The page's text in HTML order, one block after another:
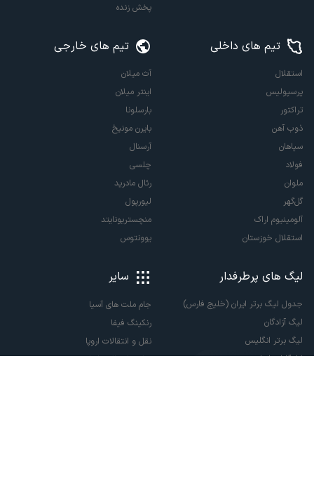
پخش زنده
تیم های داخلی
استقلال
پرسپولیس
تراکتور
ذوب آهن
سپاهان
فولاد
ملوان
گل‌گهر
آلومینیوم اراک
استقلال خوزستان
تیم های خارجی
آث میلان
اینتر میلان
بارسلونا
بایرن مونیخ
آرسنال
چلسی
رئال مادرید
لیورپول
منچستریونایتد
یوونتوس
لیگ های پرطرفدار
جدول لیگ برتر ایران (خلیج فارس)
لیگ آزادگان
لیگ برتر انگلیس
لالیگا اسپانیا
سایر
جام ملت های آسیا
رنکینگ فیفا
نقل و انتقالات اروپا
نقل و انتقالات ایران